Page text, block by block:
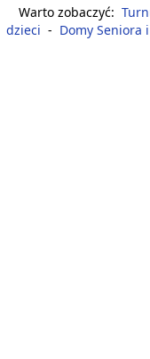
Warto zobaczyć:
dzieci - Domy Seniora